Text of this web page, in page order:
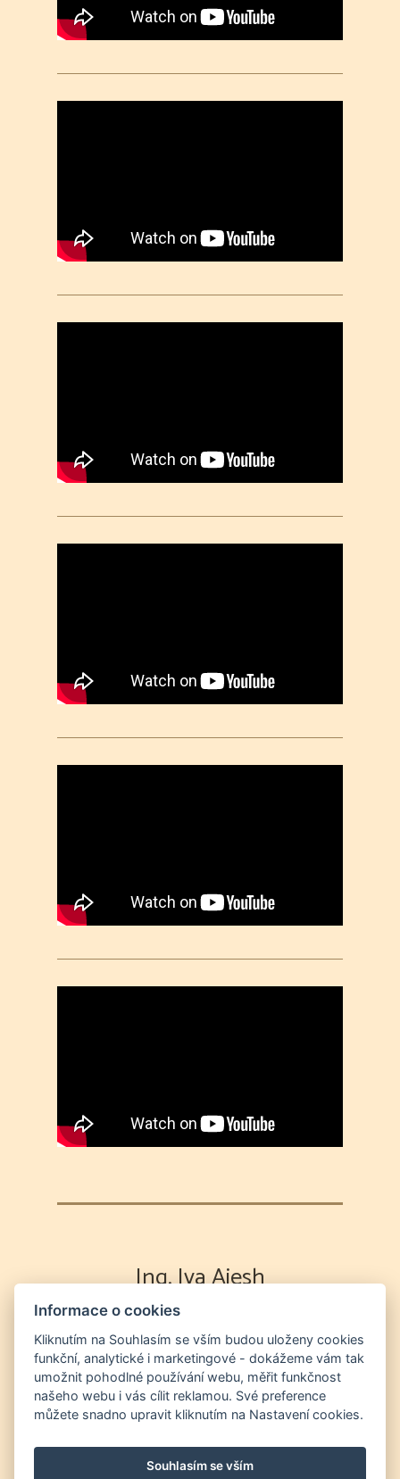
Ing. Iva Aiesh
Výklad karet
Energetická očista duše a prostor Odvod
duší na "druhý břeh" a očista prostor od entit
Nutriční a zdravotní poradna Světelný
jazyk a chanelling
+420 604 552 856
info@vestirnaonline.cz
Informace o cookies
Kliknutím na Souhlasím se vším budou uloženy cookies
funkční, analytické i marketingové - dokážeme vám tak
umožnit pohodlné používání webu, měřit funkčnost
našeho webu i vás cílit reklamou. Své preference
můžete snadno upravit kliknutím na Nastavení cookies.
Souhlasím se vším